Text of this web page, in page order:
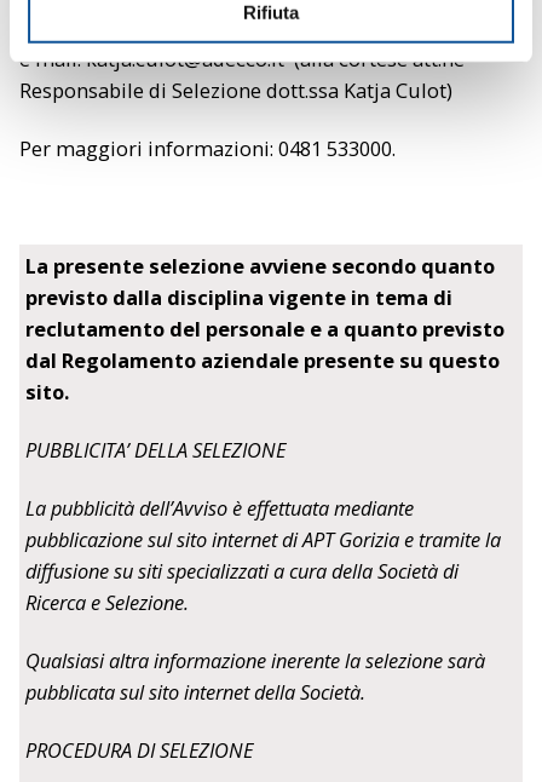
o
Rifiuta
e mail:katja.culot@adecco.it(alla cortese att.ne
Responsabile di Selezione dott.ssa Katja Culot)
Per maggiori informazioni: 0481 533000.
La presente selezione avviene secondo quanto
previsto dalla disciplina vigente in tema di
reclutamento del personale e a quanto previsto
dal Regolamento aziendale presente su questo
sito.
PUBBLICITA’ DELLA SELEZIONE
La pubblicità dell’Avviso è effettuata mediante
pubblicazione sul sito internet di APT Gorizia e tramite la
diffusione su siti specializzati a cura della Società di
Ricerca e Selezione.
Qualsiasi altra informazione inerente la selezione sarà
pubblicata sul sito internet della Società.
PROCEDURA DI SELEZIONE